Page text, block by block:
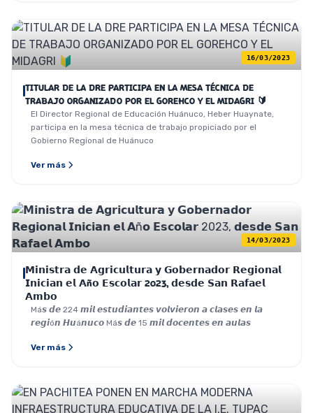
16/03/2023
TITULAR DE LA DRE PARTICIPA EN LA MESA TÉCNICA DE
TRABAJO ORGANIZADO POR EL GOREHCO Y EL MIDAGRI 🔰
El Director Regional de Educación Huánuco, Heber Huaynate,
participa en la mesa técnica de trabajo propiciado por el
Gobierno Regional de Huánuco
Ver más
14/03/2023
𝗠𝗶𝗻𝗶𝘀𝘁𝗿𝗮 𝗱𝗲 𝗔𝗴𝗿𝗶𝗰𝘂𝗹𝘁𝘂𝗿𝗮 𝘆 𝗚𝗼𝗯𝗲𝗿𝗻𝗮𝗱𝗼𝗿 𝗥𝗲𝗴𝗶𝗼𝗻𝗮𝗹
𝗜𝗻𝗶𝗰𝗶𝗮𝗻 𝗲𝗹 𝗔ñ𝗼 𝗘𝘀𝗰𝗼𝗹𝗮𝗿 2023, 𝗱𝗲𝘀𝗱𝗲 𝗦𝗮𝗻 𝗥𝗮𝗳𝗮𝗲𝗹
𝗔𝗺𝗯𝗼
Má𝙨 𝙙𝙚 224 𝙢𝙞𝙡 𝙚𝙨𝙩𝙪𝙙𝙞𝙖𝙣𝙩𝙚𝙨 𝙫𝙤𝙡𝙫𝙞𝙚𝙧𝙤𝙣 𝙖 𝙘𝙡𝙖𝙨𝙚𝙨 𝙚𝙣 𝙡𝙖
𝙧𝙚𝙜𝙞ó𝙣 𝙃𝙪á𝙣𝙪𝙘𝙤 Má𝙨 𝙙𝙚 15 𝙢𝙞𝙡 𝙙𝙤𝙘𝙚𝙣𝙩𝙚𝙨 𝙚𝙣 𝙖𝙪𝙡𝙖𝙨
Ver más